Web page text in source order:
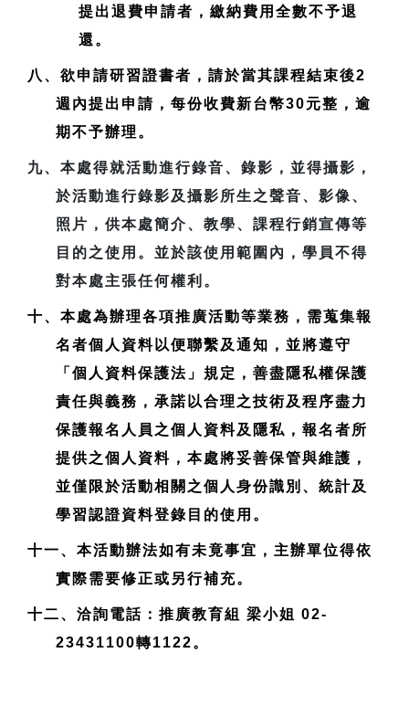
提出退費申請者，繳納費用全數不予退
還。
八、欲申請研習證書者，請於當其課程結束後2
週內提出申請，每份收費新台幣30元整，逾
期不予辦理。
九、本處得就活動進行錄音、錄影，並得攝影，
於活動進行錄影及攝影所生之聲音、影像、
照片，供本處簡介、教學、課程行銷宣傳等
目的之使用。並於該使用範圍內，學員不得
對本處主張任何權利。
十、本處為辦理各項推廣活動等業務，需蒐集報
名者個人資料以便聯繫及通知，並將遵守
「個人資料保護法」規定，善盡隱私權保護
責任與義務，承諾以合理之技術及程序盡力
保護報名人員之個人資料及隱私，報名者所
提供之個人資料，本處將妥善保管與維護，
並僅限於活動相關之個人身份識別、統計及
學習認證資料登錄目的使用。
十一、本活動辦法如有未竟事宜，主辦單位得依
實際需要修正或另行補充。
十二、洽詢電話：推廣教育組 梁小姐 02-
23431100轉1122。